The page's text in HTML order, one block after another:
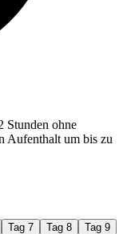
Stunden ohne
Aufenthalt um bis zu
Tag 7 Tag 8
Tag 9